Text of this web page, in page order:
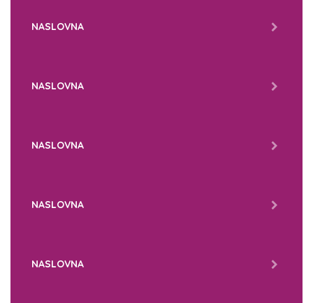
NASLOVNA
NASLOVNA
NASLOVNA
NASLOVNA
NASLOVNA